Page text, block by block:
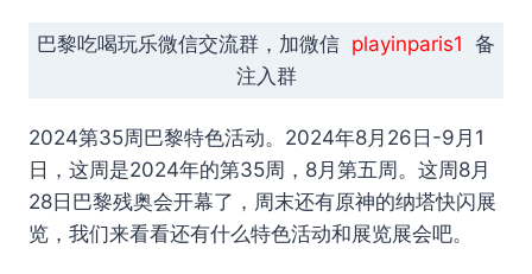
巴黎吃喝玩乐微信交流群，加微信 playinparis1 备
注入群
2024第35周巴黎特色活动。2024年8月26日-9月1
日，这周是2024年的第35周，8月第五周。这周8月
28日巴黎残奥会开幕了，周末还有原神的纳塔快闪展
览，我们来看看还有什么特色活动和展览展会吧。